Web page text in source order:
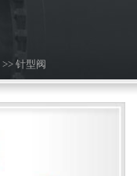
>> 针型阀